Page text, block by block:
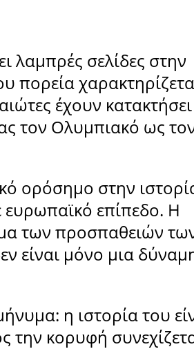
λαμπρές σελίδες στην
πορεία
έχουν
τον Ολυμπιακό ως
ορόσημο στην
ευρωπαϊκό επίπεδο. Η
των προσπαθειών
είναι μόνο μια
η ιστορία του
την κορυφή